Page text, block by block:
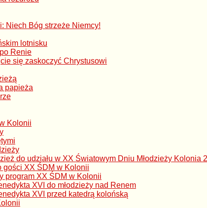
Niech Bóg strzeże Niemcy!
lotnisku
Renie
się zaskoczyć Chrystusowi
papieża
Kolonii
do udziału w XX Światowym Dniu Młodzieży Kolonia
gości XX ŚDM w Kolonii
program XX ŚDM w Kolonii
XVI do młodzieży nad Renem
XVI przed katedrą kolońską